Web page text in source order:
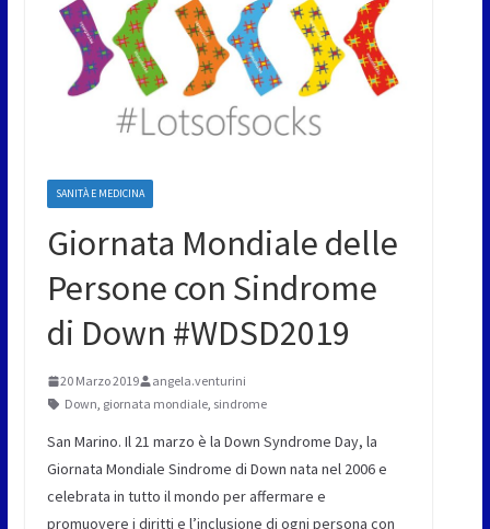
SANITÀ E MEDICINA
Giornata Mondiale delle
Persone con Sindrome
di Down #WDSD2019
20 Marzo 2019
angela.venturini
Down, giornata mondiale, sindrome
San Marino. Il 21 marzo è la Down Syndrome Day, la
Giornata Mondiale Sindrome di Down nata nel 2006 e
celebrata in tutto il mondo per affermare e
promuovere i diritti e l’inclusione di ogni persona con